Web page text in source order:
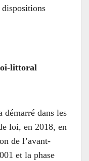
littoral
démarré dans les
loi, en 2018, en
de l’avant-
et la phase